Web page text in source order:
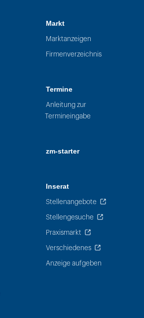
Markt
Marktanzeigen
Firmenverzeichnis
Termine
Anleitung zur
Termineingabe
zm-starter
Inserat
Stellenangebote
Stellengesuche
Praxismarkt
Verschiedenes
Anzeige aufgeben